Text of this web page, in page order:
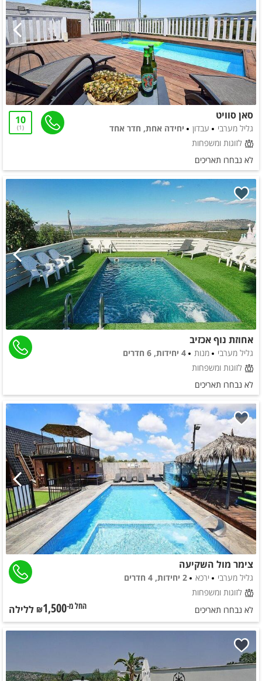
סאן סוויט
גליל מערבי עבדון
יחידה אחת, חדר אחד
לזוגות ומשפחות
10
1
לא נבחרו תאריכים
אחוזת נוף אכזיב
גליל מערבי מנות
4 יחידות, 6 חדרים
לזוגות ומשפחות
לא נבחרו תאריכים
צימר מול השקיעה
גליל מערבי ירכא
2 יחידות, 4 חדרים
לזוגות ומשפחות
לא נבחרו תאריכים
החל מ-₪1,500 ללילה